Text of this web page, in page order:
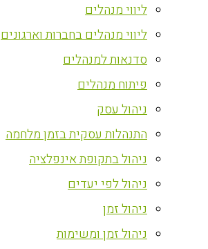
ליווי מנהלים
ליווי מנהלים בחברות וארגונים
סדנאות למנהלים
פיתוח מנהלים
ניהול עסק
התנהלות עסקית בזמן מלחמה
ניהול בתקופת אינפלציה
ניהול לפי יעדים
ניהול זמן
ניהול זמן ומשימות